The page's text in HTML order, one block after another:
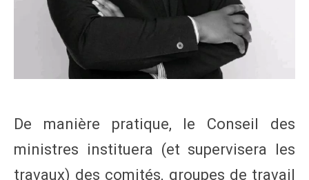
De manière pratique, le Conseil des
ministres instituera (et supervisera les
travaux) des comités, groupes de travail